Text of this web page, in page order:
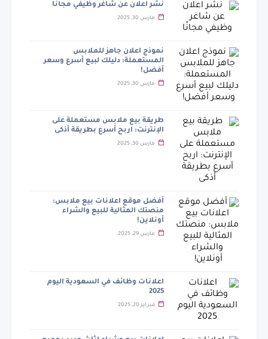
نشر اعلان عن شاغر وظيفي مجانًا
مارس 30, 2025
نموذج اعلان جاهز للملابس
المستعملة: دليلك لبيع أسرع وسعر
أفضل!
مارس 30, 2025
طريقة بيع ملابس مستعملة على
الإنترنت: اربح أسرع بطريقة أذكى
مارس 30, 2025
أفضل موقع اعلانات بيع ملابس:
منصتك المثالية للبيع والشراء
أونلاين!
مارس 29, 2025
اعلانات وظائف في السعودية اليوم
2025
فبراير 20, 2025